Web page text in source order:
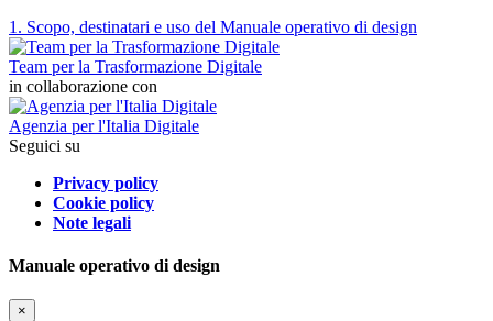
1. Scopo, destinatari e uso del Manuale operativo di design
Team per la Trasformazione Digitale
in collaborazione con
Agenzia per l'Italia Digitale
Seguici su
Privacy policy
Cookie policy
Note legali
Manuale operativo di design
×